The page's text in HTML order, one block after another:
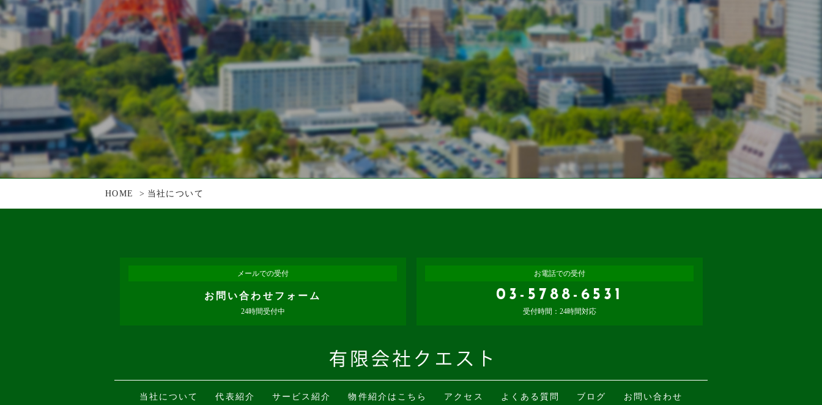
HOME 当社について
メールでの受付
お問い合わせフォーム
24時間受付中
お電話での受付
03-5788-6531
受付時間：24時間対応
当社について 代表紹介 サービス紹介 物件紹介はこちら アクセス よくある質問 ブログ お問い合わせ